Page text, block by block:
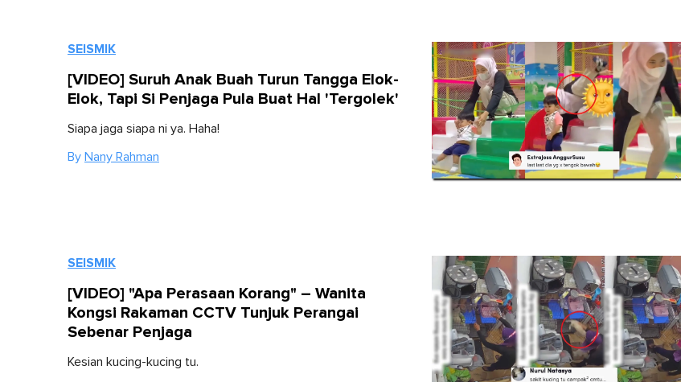
SEISMIK
[VIDEO] Suruh Anak Buah Turun Tangga Elok-
Elok, Tapi Si Penjaga Pula Buat Hal 'Tergolek'
Siapa jaga siapa ni ya. Haha!
By Nany Rahman
SEISMIK
[VIDEO] "Apa Perasaan Korang" – Wanita
Kongsi Rakaman CCTV Tunjuk Perangai
Sebenar Penjaga
Kesian kucing-kucing tu.